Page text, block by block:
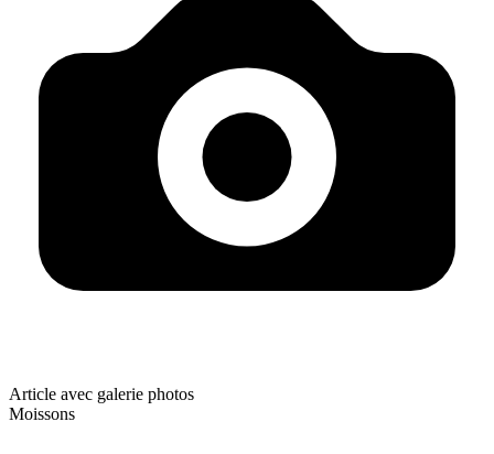
Article avec galerie photos
Moissons